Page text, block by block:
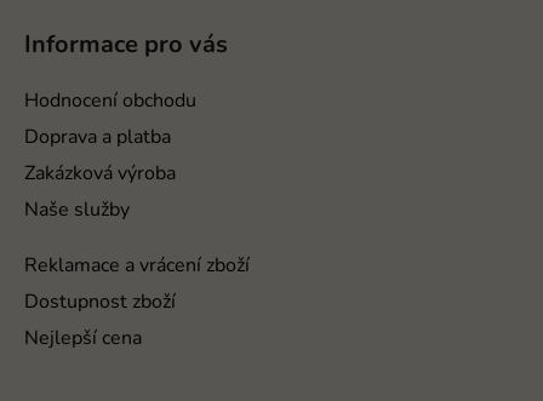
Informace pro vás
Hodnocení obchodu
Doprava a platba
Zakázková výroba
Naše služby
Reklamace a vrácení zboží
Dostupnost zboží
Nejlepší cena